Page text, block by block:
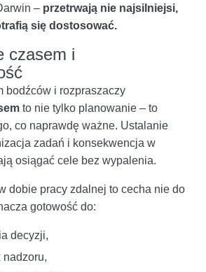
– przetrwają nie najsilniejsi,
się dostosować.
czasem i
bodźców i rozpraszaczy
to nie tylko planowanie – to
co naprawdę ważne. Ustalanie
zadań i konsekwencja w
osiągać cele bez wypalenia.
dobie pracy zdalnej to cecha nie do
gotowość do:
decyzji,
nadzoru,